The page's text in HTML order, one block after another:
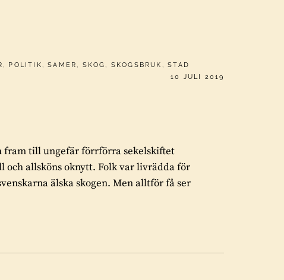
, POLITIK ,SAMER , SKOG , SKOGSBRUK ,STAD
PUBLICERAT
10 JULI 2019
fram till ungefär förrförra sekelskiftet
och allsköns oknytt. Folk var livrädda för
älska skogen. Men alltför få ser